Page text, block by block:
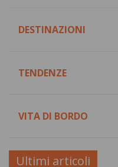
DESTINAZIONI
TENDENZE
VITA DI BORDO
Ultimi articoli